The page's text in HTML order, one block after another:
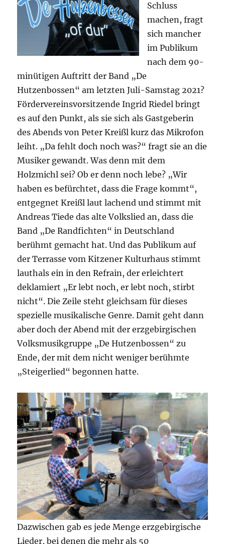
Schluss
machen, fragt
sich mancher
im Publikum
nach dem 90-
minütigen Auftritt der Band „De
Hutzenbossen“ am letzten Juli-Samstag 2021?
Fördervereinsvorsitzende Ingrid Riedel bringt
es auf den Punkt, als sie sich als Gastgeberin
des Abends von Peter Kreißl kurz das Mikrofon
leiht. „Da fehlt doch noch was?“ fragt sie an die
Musiker gewandt. Was denn mit dem
Holzmichl sei? Ob er denn noch lebe? „Wir
haben es befürchtet, dass die Frage kommt“,
entgegnet Kreißl laut lachend und stimmt mit
Andreas Tiede das alte Volkslied an, dass die
Band „De Randfichten“ in Deutschland
berühmt gemacht hat. Und das Publikum auf
der Terrasse vom Kitzener Kulturhaus stimmt
lauthals ein in den Refrain, der erleichtert
deklamiert „Er lebt noch, er lebt noch, stirbt
nicht“. Die Zeile steht gleichsam für dieses
spezielle musikalische Genre. Damit geht dann
aber doch der Abend mit der erzgebirgischen
Volksmusikgruppe „De Hutzenbossen“ zu
Ende, der mit dem nicht weniger berühmte
„Steigerlied“ begonnen hatte.
Dazwischen gab es jede Menge erzgebirgische
Lieder, bei denen die mehr als 50